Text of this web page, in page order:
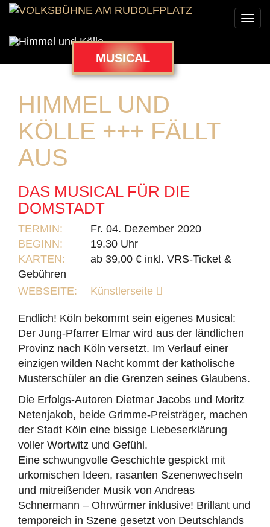
MUSICAL
HIMMEL UND
KÖLLE +++ FÄLLT
AUS
DAS MUSICAL FÜR DIE
DOMSTADT
TERMIN:
Fr. 04. Dezember 2020
BEGINN:
19.30 Uhr
KARTEN:
ab 39,00 € inkl. VRS-Ticket &
Gebühren
WEBSEITE:
Künstlerseite
Endlich! Köln bekommt sein eigenes Musical:
Der Jung-Pfarrer Elmar wird aus der ländlichen
Provinz nach Köln versetzt. Im Verlauf einer
einzigen wilden Nacht kommt der katholische
Musterschüler an die Grenzen seines Glaubens.
Die Erfolgs-Autoren Dietmar Jacobs und Moritz
Netenjakob, beide Grimme-Preisträger, machen
der Stadt Köln eine bissige Liebeserklärung
voller Wortwitz und Gefühl.
Eine schwungvolle Geschichte gespickt mit
urkomischen Ideen, rasanten Szenenwechseln
und mitreißender Musik von Andreas
Schnermann – Ohrwürmer inklusive! Brillant und
temporeich in Szene gesetzt von Deutschlands